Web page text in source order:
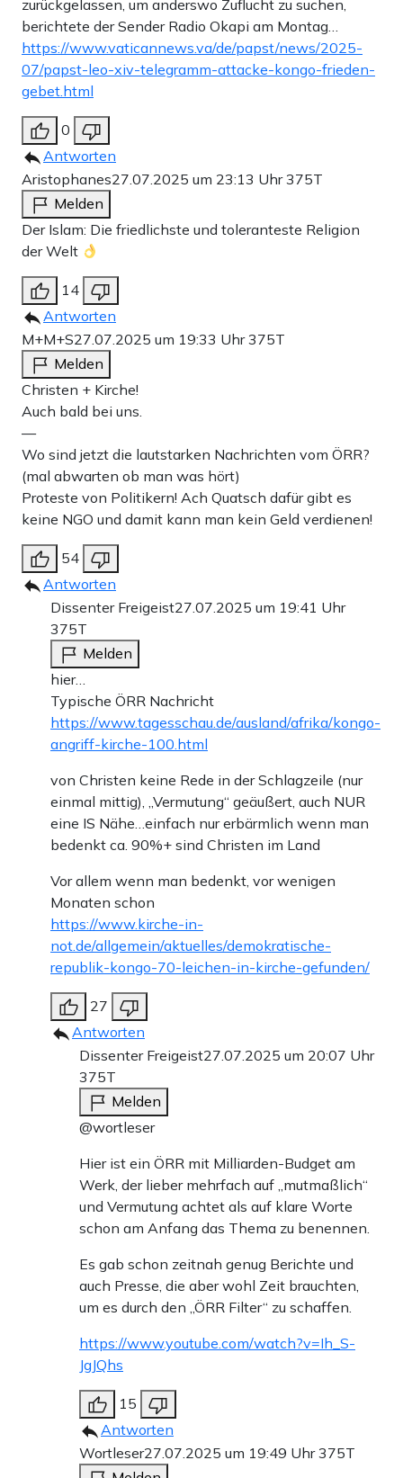
zurückgelassen, um anderswo Zuflucht zu suchen,
berichtete der Sender Radio Okapi am Montag…
https://www.vaticannews.va/de/papst/news/2025-
07/papst-leo-xiv-telegramm-attacke-kongo-frieden-
gebet.html
0
Antworten
Aristophanes27.07.2025 um 23:13 Uhr375T
Melden
Der Islam: Die friedlichste und toleranteste Religion
der Welt
14
Antworten
M+M+S27.07.2025 um 19:33 Uhr375T
Melden
Christen + Kirche!
Auch bald bei uns.
—
Wo sind jetzt die lautstarken Nachrichten vom ÖRR?
(mal abwarten ob man was hört)
Proteste von Politikern! Ach Quatsch dafür gibt es
keine NGO und damit kann man kein Geld verdienen!
54
Antworten
Dissenter Freigeist27.07.2025 um 19:41 Uhr
375T
Melden
hier…
Typische ÖRR Nachricht
https://www.tagesschau.de/ausland/afrika/kongo-
angriff-kirche-100.html
von Christen keine Rede in der Schlagzeile (nur
einmal mittig), „Vermutung“ geäußert, auch NUR
eine IS Nähe…einfach nur erbärmlich wenn man
bedenkt ca. 90%+ sind Christen im Land
Vor allem wenn man bedenkt, vor wenigen
Monaten schon
https://www.kirche-in-
not.de/allgemein/aktuelles/demokratische-
republik-kongo-70-leichen-in-kirche-gefunden/
27
Antworten
Dissenter Freigeist27.07.2025 um 20:07 Uhr
375T
Melden
@wortleser
Hier ist ein ÖRR mit Milliarden-Budget am
Werk, der lieber mehrfach auf „mutmaßlich“
und Vermutung achtet als auf klare Worte
schon am Anfang das Thema zu benennen.
Es gab schon zeitnah genug Berichte und
auch Presse, die aber wohl Zeit brauchten,
um es durch den „ÖRR Filter“ zu schaffen.
https://www.youtube.com/watch?v=Ih_S-
JgJQhs
15
Antworten
Wortleser27.07.2025 um 19:49 Uhr375T